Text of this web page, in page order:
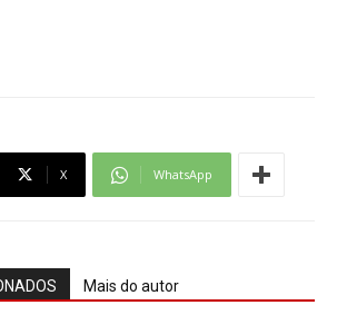
X WhatsApp
Mais do autor